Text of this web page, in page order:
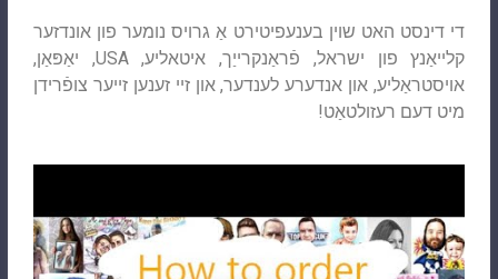
די דינסט האט שוין בענעפיטירט אַ גרויס נומער פון אונדזער
קלייאַנץ פון ישראל, פֿראַנקרייַך, איטאליע, USA, יאַפּאַן,
אויסטראַליע, און אנדערע לענדער, און זיי זענען זייער צופֿרידן
מיט דעם רעזולטאַט!